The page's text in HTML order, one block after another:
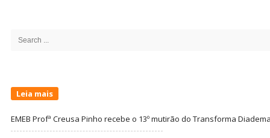
Search
Leia mais
EMEB Profª Creusa Pinho recebe o 13º mutirão do Transforma